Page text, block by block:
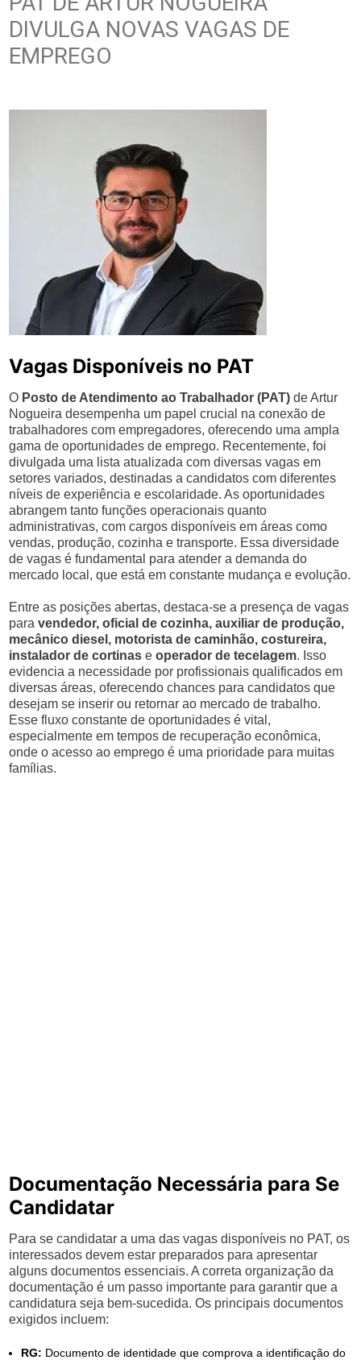
DIVULGA NOVAS VAGAS DE
EMPREGO
Vagas Disponíveis no PAT
O Posto de Atendimento ao Trabalhador (PAT) de Artur
Nogueira desempenha um papel crucial na conexão de
trabalhadores com empregadores, oferecendo uma ampla
gama de oportunidades de emprego. Recentemente, foi
divulgada uma lista atualizada com diversas vagas em
setores variados, destinadas a candidatos com diferentes
níveis de experiência e escolaridade. As oportunidades
abrangem tanto funções operacionais quanto
administrativas, com cargos disponíveis em áreas como
vendas, produção, cozinha e transporte. Essa diversidade
de vagas é fundamental para atender a demanda do
mercado local, que está em constante mudança e evolução.
Entre as posições abertas, destaca-se a presença de vagas
paravendedor, oficial de cozinha, auxiliar de produção,
mecânico diesel, motorista de caminhão, costureira,
instalador de cortinas eoperador de tecelagem. Isso
evidencia a necessidade por profissionais qualificados em
diversas áreas, oferecendo chances para candidatos que
desejam se inserir ou retornar ao mercado de trabalho.
Esse fluxo constante de oportunidades é vital,
especialmente em tempos de recuperação econômica,
onde o acesso ao emprego é uma prioridade para muitas
famílias.
Documentação Necessária para Se
Candidatar
Para se candidatar a uma das vagas disponíveis no PAT, os
interessados devem estar preparados para apresentar
alguns documentos essenciais. A correta organização da
documentação é um passo importante para garantir que a
candidatura seja bem-sucedida. Os principais documentos
exigidos incluem:
RG: Documento de identidade que comprova a identificação do